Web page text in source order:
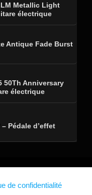
Metallic Light
électrique
Antique Fade Burst
50Th Anniversary
électrique
Pédale d’effet
de confidentialité